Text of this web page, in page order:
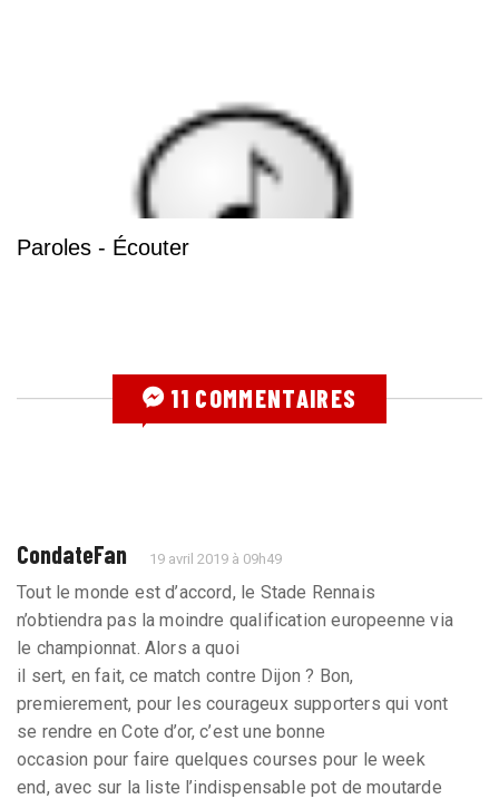
Paroles - Écouter
11 COMMENTAIRES
CondateFan 19 avril 2019 à 09h49
Tout le monde est d’accord, le Stade Rennais
n’obtiendra pas la moindre qualification europeenne via
le championnat. Alors a quoi
il sert, en fait, ce match contre Dijon ? Bon,
premierement, pour les courageux supporters qui vont
se rendre en Cote d’or, c’est une bonne
occasion pour faire quelques courses pour le week
end, avec sur la liste l’indispensable pot de moutarde